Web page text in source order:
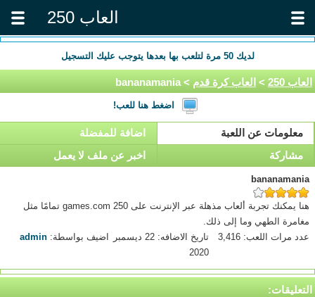
العاب 250
لديك50 مرة لتلعب بها بعدها يتوجب عليك التسجيل
العاب 250 > العاب كرة قدم > bananamania
اضغط هنا للعب!
معلومات عن اللعبة
اضافة للمفضلة
مشاركة
اخبر عن ملف لا يعمل
bananamania
هنا يمكنك تجربة ألعاب مذهلة عبر الإنترنت على 250 games.com تمامًا مثل
مغامرة الطهي وما إلى ذلك.
عدد مرات اللعب: 3,416
تاريخ الاضافه: 22 ديسمبر
2020
اضيف بواسطة:admin
التعليقات: